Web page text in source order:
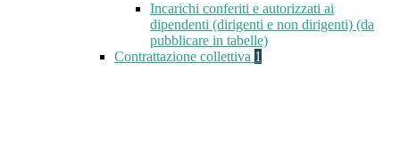
Incarichi conferiti e autorizzati ai
dipendenti (dirigenti e non dirigenti) (da
pubblicare in tabelle)
Contrattazione collettiva 1